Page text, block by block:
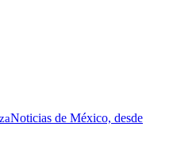
Noticias de México, desde